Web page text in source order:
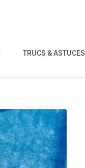
TRUCS & ASTUCES